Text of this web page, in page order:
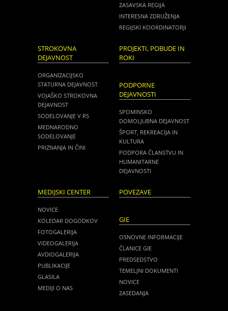
ZASAVSKA REGIJA
INTERESNA ZDRUŽENJA
REGIJSKI KOORDINATORJI
STROKOVNA
DEJAVNOST
ORGANIZACIJSKO
STATURNA DEJAVNOST
VOJAŠKO STROKOVNA
DEJAVNOST
SODELOVANJE V RS
MEDNARODNO
SODELOVANJE
PRIZNANJA IN ČINI
PROJEKTI, POBUDE IN
ROKI
PODPORNE
DEJAVNOSTI
SPOMINSKO
DOMOLJUBNA DEJAVNOST
ŠPORT, REKREACIJA IN
KULTURA
PODPORA ČLANSTVU IN
HUMANITARNE
DEJAVNOSTI
MEDIJSKI CENTER
NOVICE
KOLEDAR DOGODKOV
FOTOGALERIJA
VIDEOGALERIJA
AVDIOGALERIJA
PUBLIKACIJE
GLASILA
MEDIJI O NAS
POVEZAVE
GIE
OSNOVNE INFORMACIJE
ČLANICE GIE
PREDSEDSTVO
TEMELJNI DOKUMENTI
NOVICE
ZASEDANJA